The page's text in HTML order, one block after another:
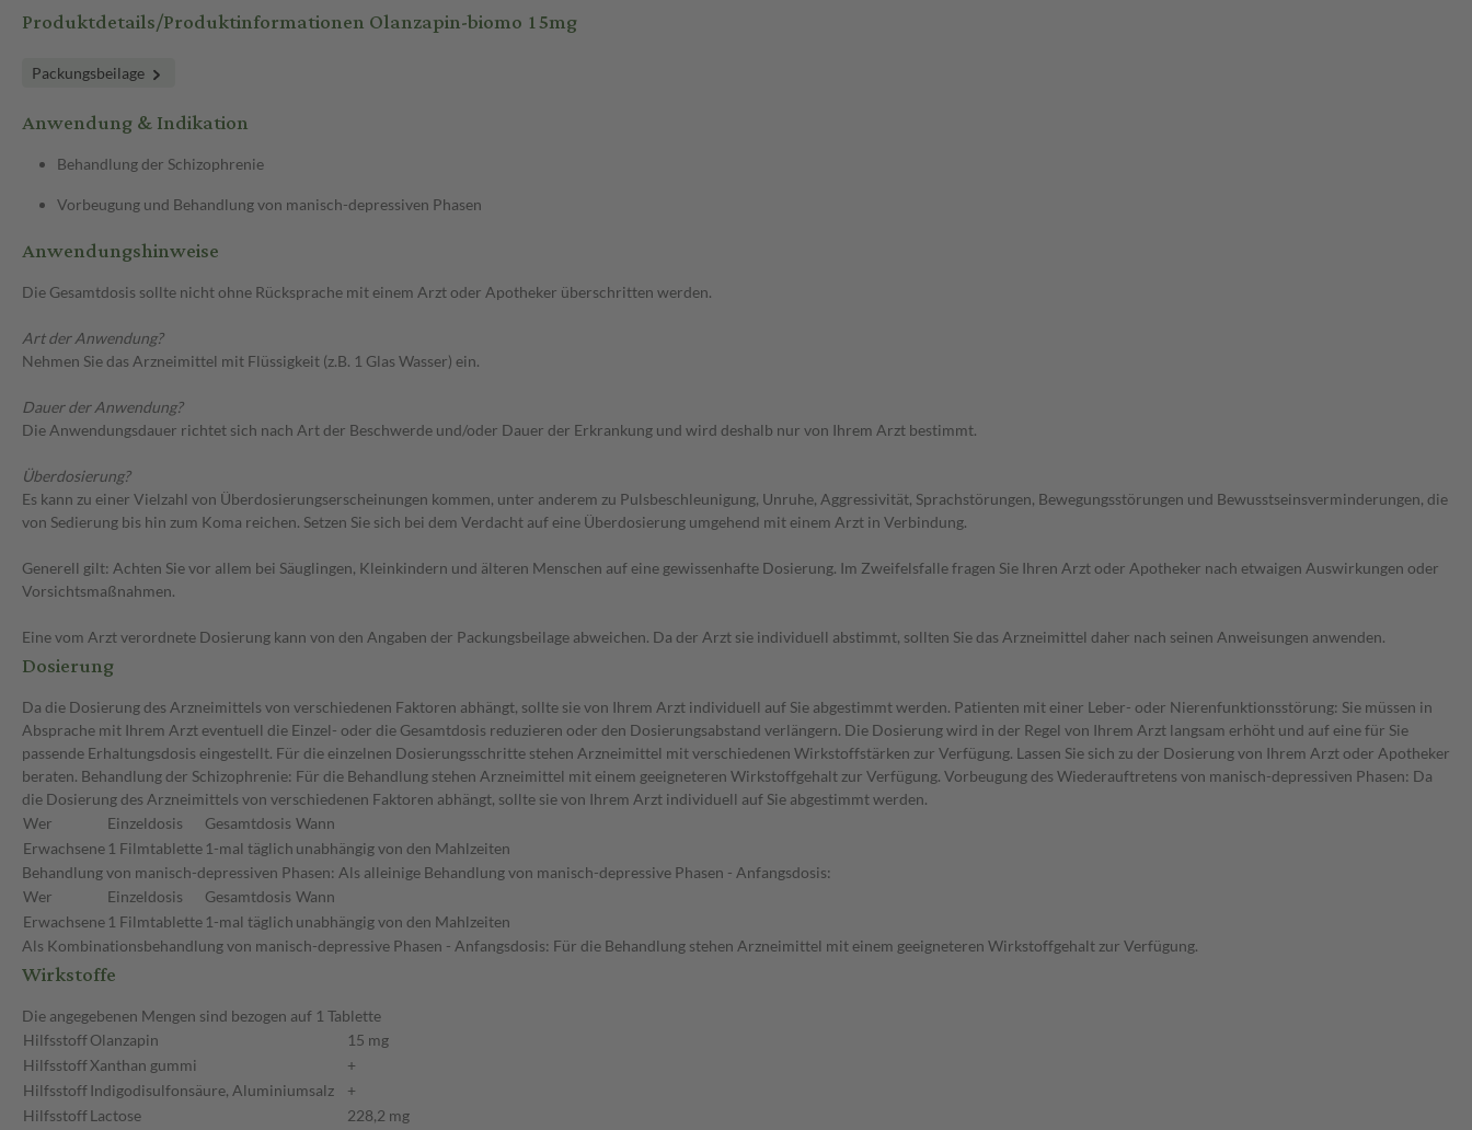
Produktdetails/Produktinformationen Olanzapin-biomo 15mg
Packungsbeilage
Anwendung & Indikation
Behandlung der Schizophrenie
Vorbeugung und Behandlung von manisch-depressiven Phasen
Anwendungshinweise
Die Gesamtdosis sollte nicht ohne Rücksprache mit einem Arzt oder Apotheker überschritten werden.
Art der Anwendung?
Nehmen Sie das Arzneimittel mit Flüssigkeit (z.B. 1 Glas Wasser) ein.
Dauer der Anwendung?
Die Anwendungsdauer richtet sich nach Art der Beschwerde und/oder Dauer der Erkrankung und wird deshalb nur von Ihrem Arzt bestimmt.
Überdosierung?
Es kann zu einer Vielzahl von Überdosierungserscheinungen kommen, unter anderem zu Pulsbeschleunigung, Unruhe, Aggressivität, Sprachstörungen, Bewegungsstörungen und Bewusstseinsverminderungen, die
von Sedierung bis hin zum Koma reichen. Setzen Sie sich bei dem Verdacht auf eine Überdosierung umgehend mit einem Arzt in Verbindung.
Generell gilt: Achten Sie vor allem bei Säuglingen, Kleinkindern und älteren Menschen auf eine gewissenhafte Dosierung. Im Zweifelsfalle fragen Sie Ihren Arzt oder Apotheker nach etwaigen Auswirkungen oder
Vorsichtsmaßnahmen.
Eine vom Arzt verordnete Dosierung kann von den Angaben der Packungsbeilage abweichen. Da der Arzt sie individuell abstimmt, sollten Sie das Arzneimittel daher nach seinen Anweisungen anwenden.
Dosierung
Da die Dosierung des Arzneimittels von verschiedenen Faktoren abhängt, sollte sie von Ihrem Arzt individuell auf Sie abgestimmt werden. Patienten mit einer Leber- oder Nierenfunktionsstörung: Sie müssen in
Absprache mit Ihrem Arzt eventuell die Einzel- oder die Gesamtdosis reduzieren oder den Dosierungsabstand verlängern. Die Dosierung wird in der Regel von Ihrem Arzt langsam erhöht und auf eine für Sie
passende Erhaltungsdosis eingestellt. Für die einzelnen Dosierungsschritte stehen Arzneimittel mit verschiedenen Wirkstoffstärken zur Verfügung. Lassen Sie sich zu der Dosierung von Ihrem Arzt oder Apotheker
beraten. Behandlung der Schizophrenie: Für die Behandlung stehen Arzneimittel mit einem geeigneteren Wirkstoffgehalt zur Verfügung. Vorbeugung des Wiederauftretens von manisch-depressiven Phasen: Da
die Dosierung des Arzneimittels von verschiedenen Faktoren abhängt, sollte sie von Ihrem Arzt individuell auf Sie abgestimmt werden.
Wer
Einzeldosis Gesamtdosis Wann
Erwachsene 1 Filmtablette 1-mal täglich unabhängig von den Mahlzeiten
Behandlung von manisch-depressiven Phasen: Als alleinige Behandlung von manisch-depressive Phasen - Anfangsdosis:
Wer
Einzeldosis Gesamtdosis Wann
Erwachsene 1 Filmtablette 1-mal täglich unabhängig von den Mahlzeiten
Als Kombinationsbehandlung von manisch-depressive Phasen - Anfangsdosis: Für die Behandlung stehen Arzneimittel mit einem geeigneteren Wirkstoffgehalt zur Verfügung.
Wirkstoffe
Die angegebenen Mengen sind bezogen auf 1 Tablette
HilfsstoffOlanzapin
15 mg
HilfsstoffXanthan gummi
+
HilfsstoffIndigodisulfonsäure, Aluminiumsalz
+
HilfsstoffLactose
228,2 mg